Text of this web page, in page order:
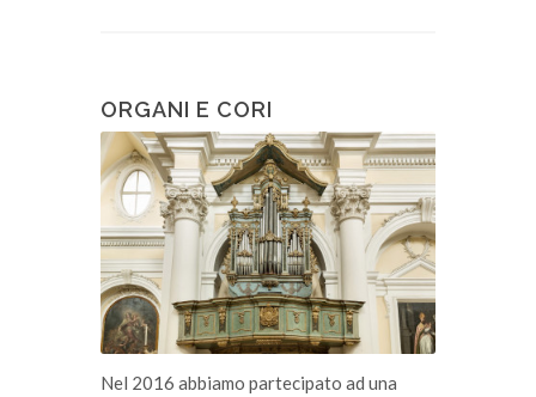
ORGANI E CORI
Nel 2016 abbiamo partecipato ad una